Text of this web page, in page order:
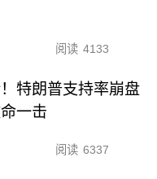
阅读 4133
特朗普支持率崩盘
一击
阅读 6337